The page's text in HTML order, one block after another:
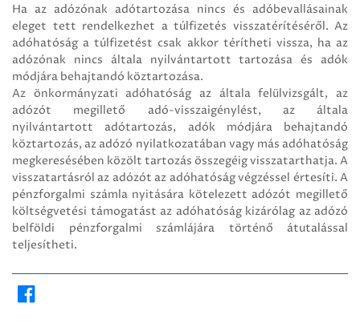
Ha az adózónak adótartozása nincs és adóbevallásainak
eleget tett rendelkezhet a túlfizetés visszatérítéséről. Az
adóhatóság a túlfizetést csak akkor térítheti vissza, ha az
adózónak nincs általa nyilvántartott tartozása és adók
módjára behajtandó köztartozása.
Az önkormányzati adóhatóság az általa felülvizsgált, az
adózót megillető adó-visszaigénylést, az általa
nyilvántartott adótartozás, adók módjára behajtandó
köztartozás, az adózó nyilatkozatában vagy más adóhatóság
megkeresésében közölt tartozás összegéig visszatarthatja. A
visszatartásról az adózót az adóhatóság végzéssel értesíti. A
pénzforgalmi számla nyitására kötelezett adózót megillető
költségvetési támogatást az adóhatóság kizárólag az adózó
belföldi pénzforgalmi számlájára történő átutalással
teljesítheti.